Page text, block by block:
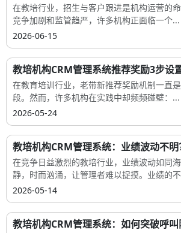
在教培行业，招生与客户跟进是机构运营的
竞争加剧和监管趋严，许多机构正面临一个...
2026-06-15
教培机构CRM管理系统推荐奖励3步设
在教育培训行业，老带新推荐奖励机制一直
段。然而，许多机构在实践中却频频碰壁：...
2026-05-24
教培机构CRM管理系统：业绩波动不
在竞争日益激烈的教培行业，业绩波动如同
静，时而汹涌，让管理者难以捉摸。业绩的
2026-05-14
教培机构CRM管理系统：如何突破呼叫